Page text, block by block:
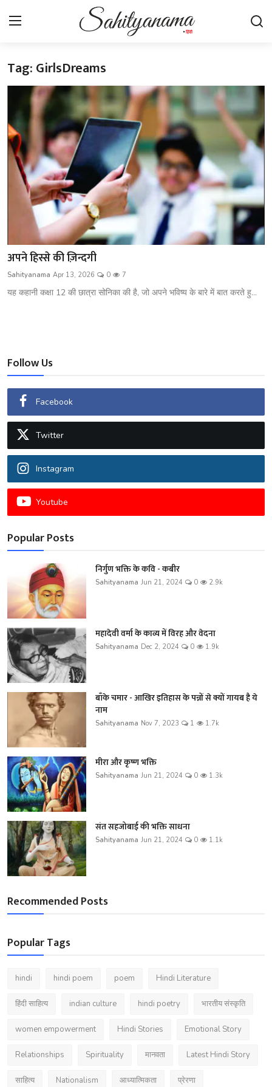
Login
स्वतंत्रता सेनानी
साहित्य समाचार
होम
कहानी
आलेख
शख्सियत
उपन्यास
सिनेमा
शायरी
ग़ज़ल
Tag: GirlsDreams
अपने हिस्से की ज़िन्दगी
Sahityanama Apr 13, 2026 0 7
यह कहानी कक्षा 12 की छात्रा सोनिका की है, जो अपने भविष्य के बारे में बात करते हु...
Follow Us
Facebook
Twitter
Instagram
Youtube
Popular Posts
निर्गुण भक्ति के कवि - कबीर
Sahityanama Jun 21, 2024 0 2.9k
महादेवी वर्मा के काव्य में विरह और वेदना
Sahityanama Dec 2, 2024 0 1.9k
बाँके चमार - आखिर इतिहास के पन्नों से क्यों गायब है ये
नाम
Sahityanama Nov 7, 2023 1 1.7k
मीरा और कृष्ण भक्ति
Sahityanama Jun 21, 2024 0 1.3k
संत सहजोबाई की भक्ति साधना
Sahityanama Jun 21, 2024 0 1.1k
Recommended Posts
Popular Tags
hindi hindi poem poem Hindi Literature
हिंदी साहित्य indian culture hindi poetry भारतीय संस्कृति
women empowerment Hindi Stories Emotional Story
Relationships Spirituality मानवता Latest Hindi Story
साहित्य Nationalism आध्यात्मिकता प्रेरणा